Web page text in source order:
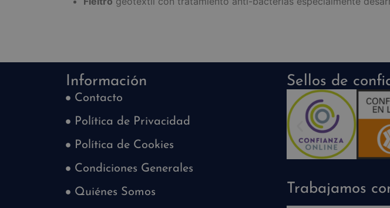
Información
Contacto
Política de Privacidad
Política de Cookies
Condiciones Generales
Quiénes Somos
Sellos de
Trabajamos